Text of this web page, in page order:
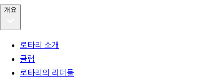
개요
로타리 소개
클럽
로타리의 리더들